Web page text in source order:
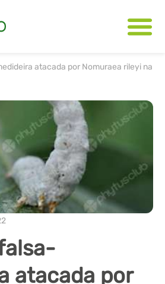
atacada por Nomuraea rileyi na
atacada por